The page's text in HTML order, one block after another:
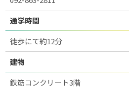
通学時間
徒歩にて約12分
建物
鉄筋コンクリート3階